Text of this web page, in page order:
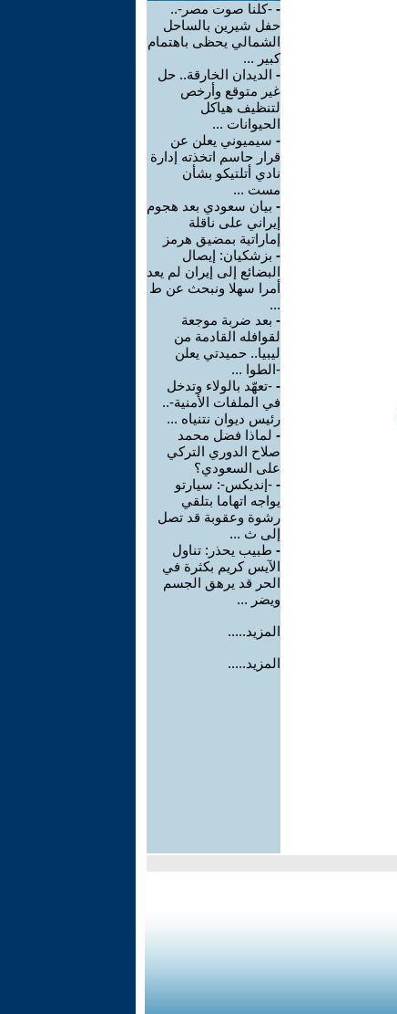
- -كلنا صوت مصر-..
حفل شيرين بالساحل
الشمالي يحظى باهتمام
كبير ...
- الديدان الخارقة.. حل
غير متوقع وأرخص
لتنظيف هياكل
الحيوانات ...
- سيميوني يعلن عن
قرار حاسم اتخذته إدارة
نادي أتلتيكو بشأن
مست ...
- بيان سعودي بعد هجوم
إيراني على ناقلة
إماراتية بمضيق هرمز
- بزشكيان: إيصال
البضائع إلى إيران لم يعد
أمرا سهلا ونبحث عن ط
...
- بعد ضربة موجعة
لقوافله القادمة من
ليبيا.. حميدتي يعلن
-الطوا ...
- -تعهّد بالولاء وتدخل
في الملفات الأمنية-..
رئيس ديوان نتنياه ...
- لماذا فضل محمد
صلاح الدوري التركي
على السعودي؟
- -إنديكس-: سيارتو
يواجه اتهاما بتلقي
رشوة وعقوبة قد تصل
إلى ث ...
- طبيب يحذر: تناول
الآيس كريم بكثرة في
الحر قد يرهق الجسم
ويضر ...
المزيد.....
المزيد.....